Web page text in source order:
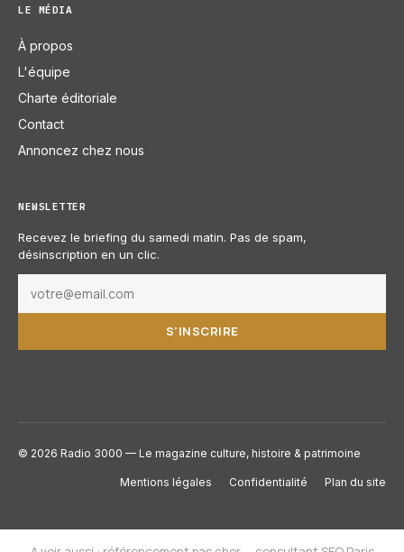
LE MÉDIA
À propos
L'équipe
Charte éditoriale
Contact
Annoncez chez nous
NEWSLETTER
Recevez le briefing du samedi matin. Pas de spam,
désinscription en un clic.
S'INSCRIRE
© 2026 Radio 3000 — Le magazine culture, histoire & patrimoine
Mentions légales Confidentialité Plan du site